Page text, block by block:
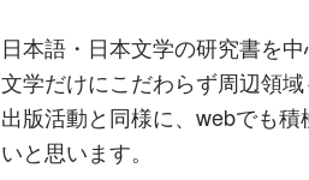
日本語・日本文学の研究書を
文学だけにこだわらず周辺領
出版活動と同様に、webでも
いと思います。